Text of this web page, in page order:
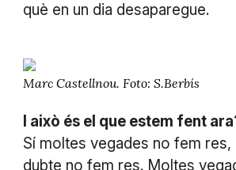
què en un dia desaparegue.
Marc Castellnou. Foto: S.Berbís
I això és el que estem fent
Sí moltes vegades no fem res,
dubte no fem res. Moltes